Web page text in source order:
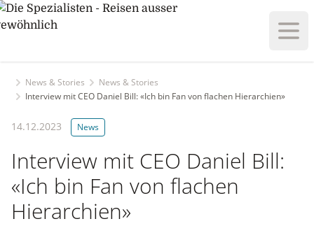
News & Stories
News & Stories
Interview mit CEO Daniel Bill: «Ich bin Fan von flachen Hierarchien»
14.12.2023 News
Interview mit CEO Daniel Bill:
«Ich bin Fan von flachen
Hierarchien»